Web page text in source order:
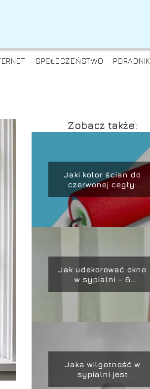
SPOŁECZEŃSTWO PORADNIK
Zobacz także:
Jaki kolor ścian do
czerwonej cegły:
porady i inspiracje
Jak udekorować okno
w sypialni – 6
Jaka wilgotność w
sypialni jest
najlepsza dla Twojego